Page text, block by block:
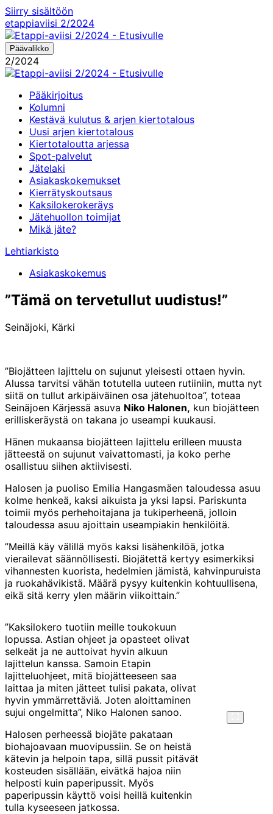
Siirry sisältöön
etappiaviisi 2/2024
Päävalikko
2/2024
Pääkirjoitus
Kolumni
Kestävä kulutus & arjen kiertotalous
Uusi arjen kiertotalous
Kiertotaloutta arjessa
Spot-palvelut
Jätelaki
Asiakaskokemukset
Kierrätyskoutsaus
Kaksilokerokeräys
Jätehuollon toimijat
Mikä jäte?
Lehtiarkisto
Asiakaskokemus
”Tämä on terve­tullut uudistus!”
Seinäjoki, Kärki
”Biojätteen lajittelu on sujunut yleisesti ottaen hyvin.
Alussa tarvitsi vähän totutella uuteen rutiiniin, mutta nyt
siitä on tullut arkipäiväinen osa jätehuoltoa”, toteaa
Seinäjoen Kärjessä asuva Niko Halonen, kun biojätteen
erilliskeräystä on takana jo useampi kuukausi.
Hänen mukaansa biojätteen lajittelu erilleen muusta
jätteestä on sujunut vaivattomasti, ja koko perhe
osallistuu siihen aktiivisesti.
Halosen ja puoliso Emilia Hangasmäen taloudessa asuu
kolme henkeä, kaksi aikuista ja yksi lapsi. Pariskunta
toimii myös perhehoitajana ja tukiperheenä, jolloin
taloudessa asuu ajoittain useampiakin henkilöitä.
”Meillä käy välillä myös kaksi lisähenkilöä, jotka
vierailevat säännöllisesti. Biojätettä kertyy esimerkiksi
vihannesten kuorista, hedelmien jämistä, kahvinpuruista
ja ruokahävikistä. Määrä pysyy kuitenkin kohtuullisena,
eikä sitä kerry ylen määrin viikoittain.”
”Kaksilokero tuotiin meille toukokuun
lopussa. Astian ohjeet ja opasteet olivat
selkeät ja ne auttoivat hyvin alkuun
lajittelun kanssa. Samoin Etapin
lajitteluohjeet, mitä biojätteeseen saa
laittaa ja miten jätteet tulisi pakata, olivat
hyvin ymmärrettäviä. Joten aloittaminen
sujui ongelmitta”, Niko Halonen sanoo.
Halosen perheessä biojäte pakataan
biohajoavaan muovipussiin. Se on heistä
kätevin ja helpoin tapa, sillä pussit pitävät
kosteuden sisällään, eivätkä hajoa niin
helposti kuin paperipussit. Myös
paperipussin käyttö voisi heillä kuitenkin
tulla kyseeseen jatkossa.